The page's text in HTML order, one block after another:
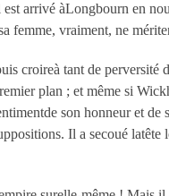
arrivé àLongbourn en
femme, vraiment, ne
croireà tant de perversité
plan ; et même si
son honneur et de
Il a secoué